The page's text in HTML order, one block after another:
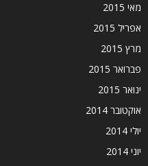
מאי 2015
אפריל 2015
מרץ 2015
פברואר 2015
ינואר 2015
אוקטובר 2014
יולי 2014
יוני 2014